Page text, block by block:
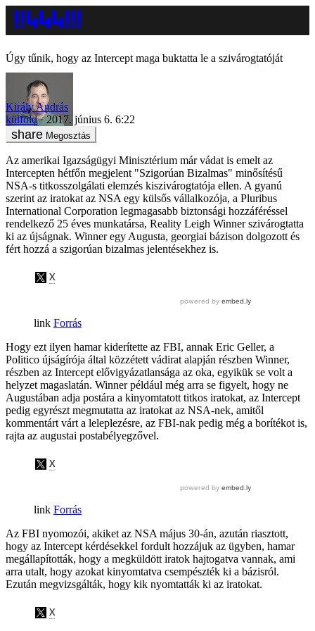
Úgy tűnik, hogy az Intercept maga buktatta le a szivárogtatóját
Király András
külföld
2017. június 6. 6:22
Megosztás
Az amerikai Igazságügyi Minisztérium már vádat is emelt az
Intercepten hétfőn megjelent "Szigorúan Bizalmas" minősítésű
NSA-s titkosszolgálati elemzés kiszivárogtatója ellen. A gyanú
szerint az iratokat az NSA egy külsős vállalkozója, a Pluribus
International Corporation legmagasabb biztonsági hozzáféréssel
rendelkező 25 éves munkatársa, Reality Leigh Winner szivárogtatta
ki az újságnak. Winner egy Augusta, georgiai bázison dolgozott és
fért hozzá a szigorúan bizalmas jelentésekhez is.
Forrás
Hogy ezt ilyen hamar kiderítette az FBI, annak Eric Geller, a
Politico újságírója által közzétett vádirat alapján részben Winner,
részben az Intercept elővigyázatlansága az oka, egyikük se volt a
helyzet magaslatán. Winner például még arra se figyelt, hogy ne
Augustában adja postára a kinyomtatott titkos iratokat, az Intercept
pedig egyrészt megmutatta az iratokat az NSA-nek, amitől
kommentárt várt a leleplezésre, az FBI-nak pedig még a borítékot is,
rajta az augustai postabélyegzővel.
Forrás
Az FBI nyomozói, akiket az NSA május 30-án, azután riasztott,
hogy az Intercept kérdésekkel fordult hozzájuk az ügyben, hamar
megállapították, hogy a megküldött iratok hajtogatva vannak, ami
arra utalt, hogy azokat kinyomtatva csempészték ki a bázisról.
Ezután megvizsgálták, hogy kik nyomtatták ki az iratokat.